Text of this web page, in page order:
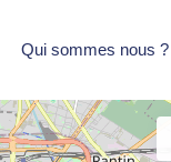
Qui sommes nous ?